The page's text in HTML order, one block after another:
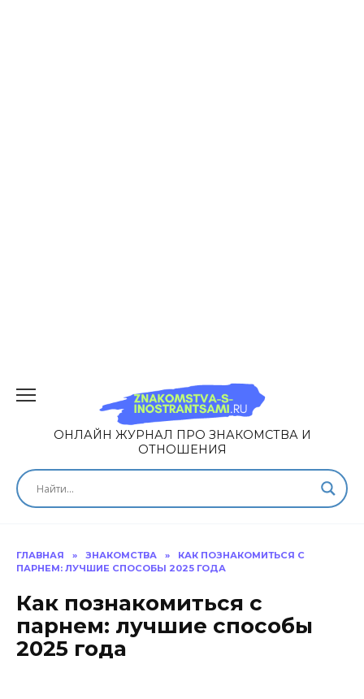
ОНЛАЙН ЖУРНАЛ ПРО ЗНАКОМСТВА И
ОТНОШЕНИЯ
ГЛАВНАЯ » ЗНАКОМСТВА »
КАК ПОЗНАКОМИТЬСЯ С
ПАРНЕМ: ЛУЧШИЕ СПОСОБЫ 2025 ГОДА
Как познакомиться с
парнем: лучшие способы
2025 года